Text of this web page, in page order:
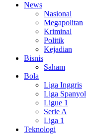
News
Nasional
Megapolitan
Kriminal
Politik
Kejadian
Bisnis
Saham
Bola
Liga Inggris
Liga Spanyol
Ligue 1
Serie A
Liga 1
Teknologi